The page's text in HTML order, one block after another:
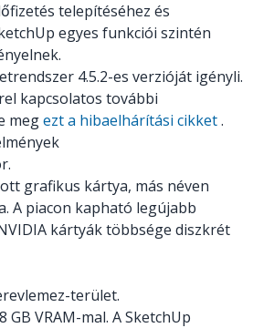
telepítéséhez és
egyes funkciói szintén
4.5.2-es verzióját igényli.
kapcsolatos további
megezt a hibaelhárítási cikket.
grafikus kártya, más néven
A piacon kapható legújabb
kártyák többsége diszkrét
terület.
VRAM-mal. A SketchUp